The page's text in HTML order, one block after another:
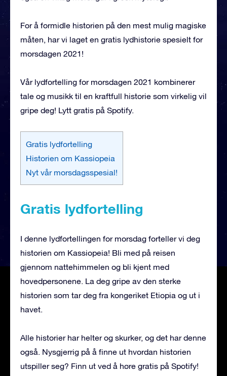
For å formidle historien på den mest mulig magiske
måten, har vi laget en gratis lydhistorie spesielt for
morsdagen 2021!
Vår lydfortelling for morsdagen 2021 kombinerer
tale og musikk til en kraftfull historie som virkelig vil
gripe deg! Lytt gratis på Spotify.
Gratis lydfortelling
Historien om Kassiopeia
Nyt vår morsdagsspesial!
Gratis lydfortelling
I denne lydfortellingen for morsdag forteller vi deg
historien om Kassiopeia! Bli med på reisen
gjennom nattehimmelen og bli kjent med
hovedpersonene. La deg gripe av den sterke
historien som tar deg fra kongeriket Etiopia og ut i
havet.
Alle historier har helter og skurker, og det har denne
også. Nysgjerrig på å finne ut hvordan historien
utspiller seg? Finn ut ved å høre gratis på Spotify!